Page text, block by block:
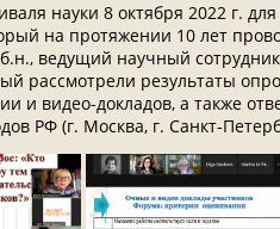
науки 8 октября 2022 г.
на протяжении 10 лет
ведущий научный
рассмотрели результаты
видео-докладов, а также
РФ (г. Москва, г. Санкт-